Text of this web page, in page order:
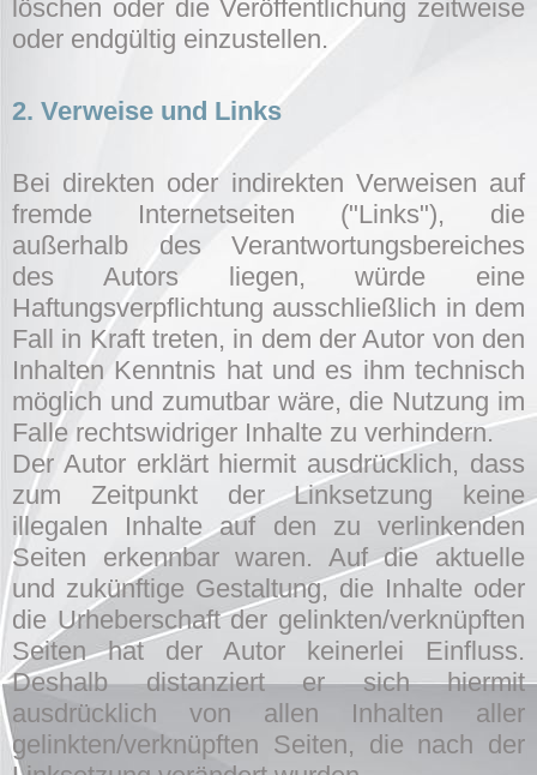
löschen oder die Veröffentlichung zeitweise
oder endgültig einzustellen.
2. Verweise und Links
Bei direkten oder indirekten Verweisen auf
fremde Internetseiten ("Links"), die
außerhalb des Verantwortungsbereiches
des Autors liegen, würde eine
Haftungsverpflichtung ausschließlich in dem
Fall in Kraft treten, in dem der Autor von den
Inhalten Kenntnis hat und es ihm technisch
möglich und zumutbar wäre, die Nutzung im
Falle rechtswidriger Inhalte zu verhindern.
Der Autor erklärt hiermit ausdrücklich, dass
zum Zeitpunkt der Linksetzung keine
illegalen Inhalte auf den zu verlinkenden
Seiten erkennbar waren. Auf die aktuelle
und zukünftige Gestaltung, die Inhalte oder
die Urheberschaft der gelinkten/verknüpften
Seiten hat der Autor keinerlei Einfluss.
Deshalb distanziert er sich hiermit
ausdrücklich von allen Inhalten aller
gelinkten/verknüpften Seiten, die nach der